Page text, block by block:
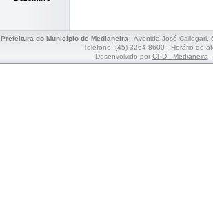
Prefeitura do Município de Medianeira- Avenida José Callegari,
Telefone: (45) 3264-8600 - Horário de
Desenvolvido por CPD - Medianeira-